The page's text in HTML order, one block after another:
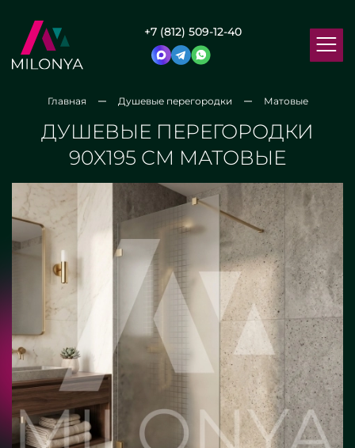
+7 (812) 509-12-40
Главная Душевые перегородки Матовые
ДУШЕВЫЕ ПЕРЕГОРОДКИ
90X195 СМ МАТОВЫЕ